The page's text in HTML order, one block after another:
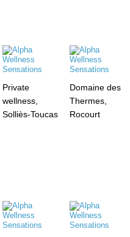
Private
wellness,
Solliès-Toucas
Domaine des
Thermes,
Rocourt